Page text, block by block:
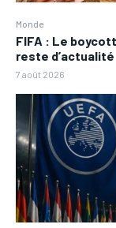
Monde
FIFA : Le boycott
reste d’actualité
7 août 2026